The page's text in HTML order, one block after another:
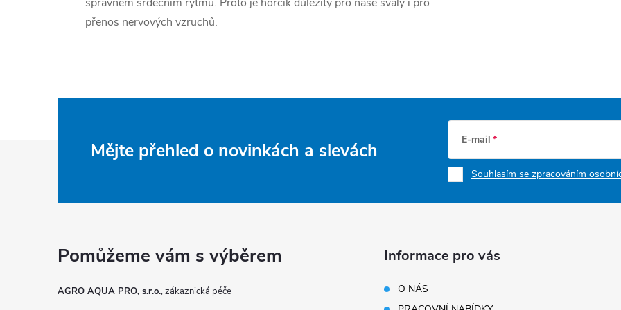
přenos nervových vzruchů.
Mějte přehled o novinkách a slevách E-mail
Souhlasím se zpracováním
AGRO AQUA PRO, s.r.o.
Informace pro vás
O NÁS